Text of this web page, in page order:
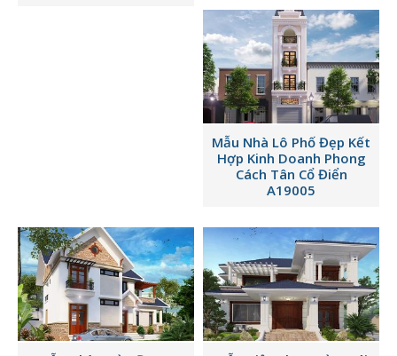
Mẫu Nhà Lô Phố Đẹp Kết
Hợp Kinh Doanh Phong
Cách Tân Cổ Điển
A19005